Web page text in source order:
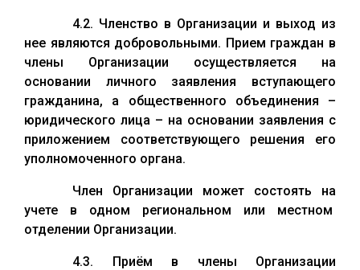
4.2. Членство в Организации и выход из
нее являются добровольными. Прием граждан в
члены Организации осуществляется на
основании личного заявления вступающего
гражданина, а общественного объединения –
юридического лица – на основании заявления с
приложением соответствующего решения его
уполномоченного органа.
Член Организации может состоять на
учете в одном региональном или местном
отделении Организации.
4.3. Приём в члены Организации